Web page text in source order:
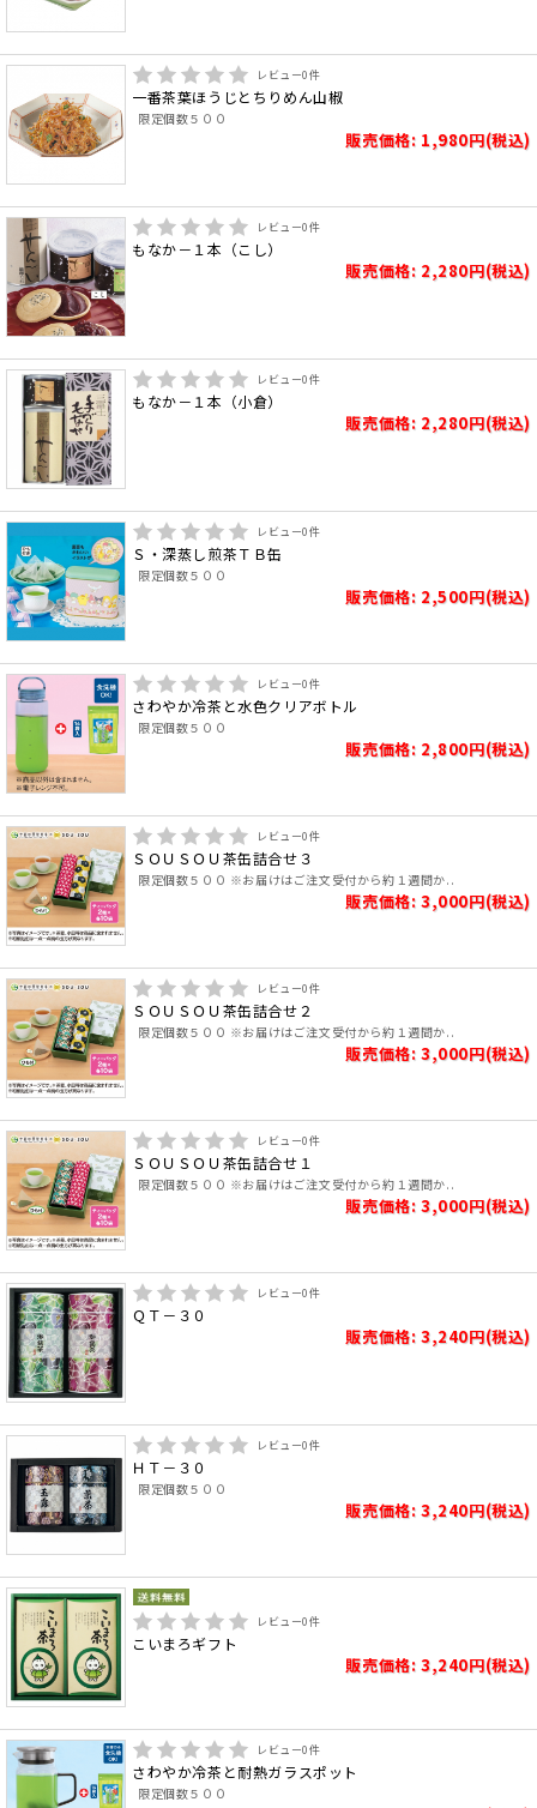
レビュー0件
一番茶葉ほうじとちりめん山椒
限定個数５００
販売価格: 1,980円(税込)
レビュー0件
もなか－１本（こし）
販売価格: 2,280円(税込)
レビュー0件
もなか－１本（小倉）
販売価格: 2,280円(税込)
レビュー0件
Ｓ・深蒸し煎茶ＴＢ缶
限定個数５００
販売価格: 2,500円(税込)
レビュー0件
さわやか冷茶と水色クリアボトル
限定個数５００
販売価格: 2,800円(税込)
レビュー0件
ＳＯＵＳＯＵ茶缶詰合せ３
限定個数５００ ※お届けはご注文受付から約１週間か..
販売価格: 3,000円(税込)
レビュー0件
ＳＯＵＳＯＵ茶缶詰合せ２
限定個数５００ ※お届けはご注文受付から約１週間か..
販売価格: 3,000円(税込)
レビュー0件
ＳＯＵＳＯＵ茶缶詰合せ１
限定個数５００ ※お届けはご注文受付から約１週間か..
販売価格: 3,000円(税込)
レビュー0件
ＱＴ－３０
販売価格: 3,240円(税込)
レビュー0件
ＨＴ－３０
限定個数５００
販売価格: 3,240円(税込)
レビュー0件
こいまろギフト
販売価格: 3,240円(税込)
レビュー0件
さわやか冷茶と耐熱ガラスポット
限定個数５００